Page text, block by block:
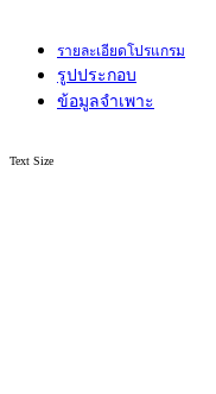
รายละเอียดโปรแกรม
รูปประกอบ
ข้อมูลจำเพาะ
Text Size